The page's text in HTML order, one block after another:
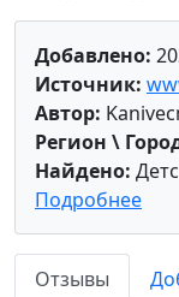
Добавлено:
Источник:
Автор:
Регион \
Найдено:
Подробнее
Отзывы